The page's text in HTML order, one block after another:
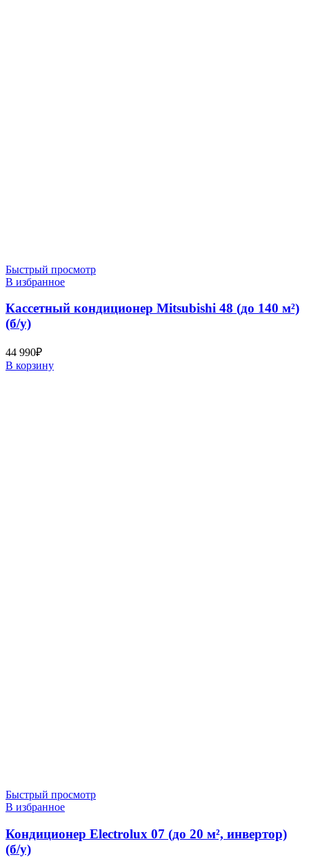
Быстрый просмотр
В избранное
Кассетный кондиционер Mitsubishi 48 (до 140 м²)
(б/у)
44 990₽
В корзину
Быстрый просмотр
В избранное
Кондиционер Electrolux 07 (до 20 м², инвертор)
(б/у)